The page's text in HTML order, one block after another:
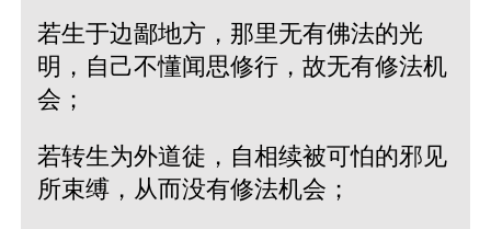
若生于边鄙地方，那里无有佛法的光
明，自己不懂闻思修行，故无有修法机
会；
若转生为外道徒，自相续被可怕的邪见
所束缚，从而没有修法机会；